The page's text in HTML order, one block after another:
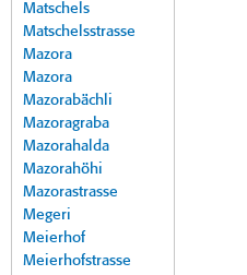
Matschels
Matschelsstrasse
Mazora
Mazora
Mazorabächli
Mazoragraba
Mazorahalda
Mazorahöhi
Mazorastrasse
Megeri
Meierhof
Meierhofstrasse